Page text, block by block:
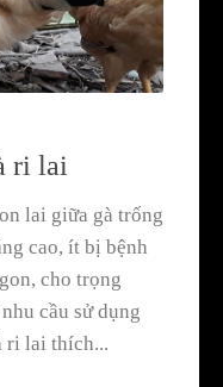
ri lai
lai giữa gà trống
cao, ít bị bệnh
cho trọng
cầu sử dụng
ri lai thích...